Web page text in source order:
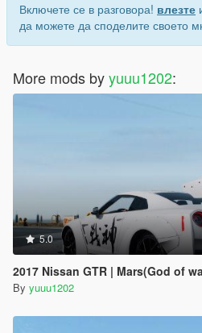
Включете се в разговора! влезте
да можете да споделите своето
More mods byyuuu1202:
5.0
2017 Nissan GTR | Mars(God of
By yuuu1202